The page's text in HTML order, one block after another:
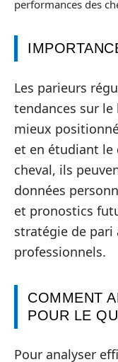
performances des
Les parieurs
tendances sur
mieux
et en étudiant le
cheval, ils
données
et pronostics
stratégie de pari
professionnels.
COMMENT
POUR LE
Pour analyser